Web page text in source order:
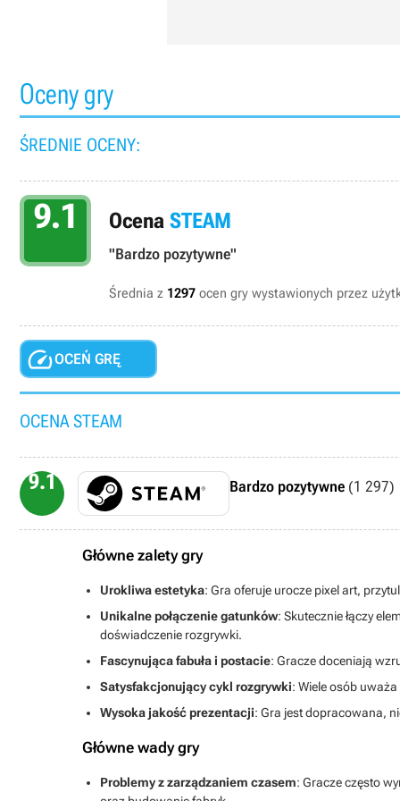
Oceny gry
ŚREDNIE OCENY:
9.1 Ocena STEAM
"Bardzo pozytywne"
Średnia z 1297 ocen gry wystawionych przez
OCEŃ GRĘ
OCENA STEAM
9.1 Bardzo pozytywne (1 297)
Główne zalety gry
Urokliwa estetyka: Gra oferuje urocze pixel art,
Unikalne połączenie gatunków: Skutecznie łączy
doświadczenie rozgrywki.
Fascynująca fabuła i postacie: Gracze doceniają
Satysfakcjonujący cykl rozgrywki: Wiele osób
Wysoka jakość prezentacji: Gra jest dopracowana,
Główne wady gry
Problemy z zarządzaniem czasem: Gracze często